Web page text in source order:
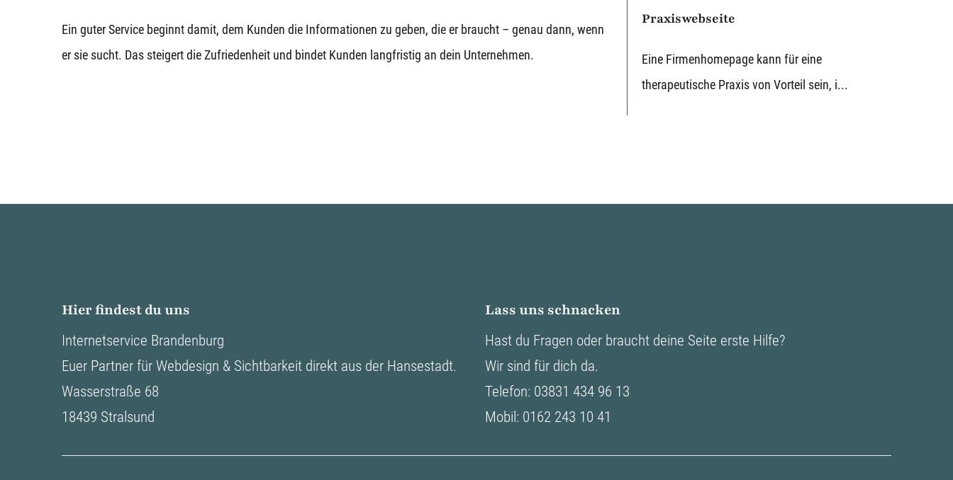
Ein guter Service beginnt damit, dem Kunden die Informationen zu geben, die er braucht – genau dann, wenn
er sie sucht. Das steigert die Zufriedenheit und bindet Kunden langfristig an dein Unternehmen.
Praxiswebseite
Eine Firmenhomepage kann für eine
therapeutische Praxis von Vorteil sein, i...
Hier findest du uns
Internetservice Brandenburg
Euer Partner für Webdesign & Sichtbarkeit direkt aus der Hansestadt.
Wasserstraße 68
18439 Stralsund
Lass uns schnacken
Hast du Fragen oder braucht deine Seite erste Hilfe?
Wir sind für dich da.
Telefon: 03831 434 96 13
Mobil: 0162 243 10 41